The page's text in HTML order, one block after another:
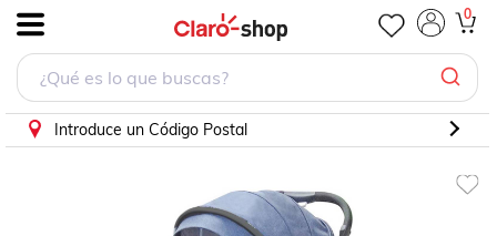
0
Introduce un Código Postal
Carriola D'bebé Wing Unisex de 3 a 36 meses Azul